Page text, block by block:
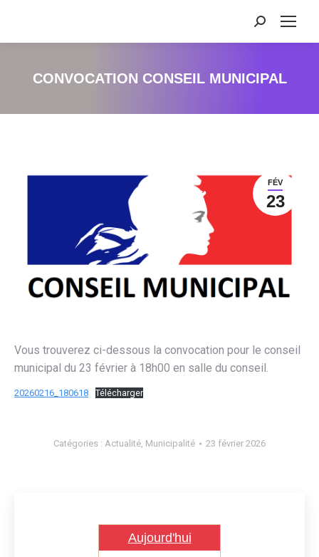
Recherche
:
CONVOCATION CONSEIL MUNICIPAL
FÉV
23
Vous trouverez ci-dessous la convocation pour le conseil
municipal du 23 février à 18h00 en salle du conseil.
20260216_180618 Télécharger
Catégories : Actualité, Municipalité 23 février 2026
Aujourd'hui